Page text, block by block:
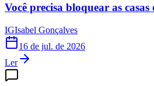
Você precisa bloquear as casas
IGIsabel Gonçalves
16 de jul. de 2026
Ler